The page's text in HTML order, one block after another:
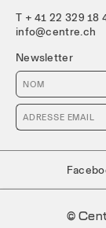
T + 41 22 329 18
info@centre.ch
Newsletter
©